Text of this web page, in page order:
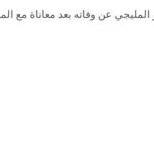
المليجي عن وفاته بعد معاناة مع